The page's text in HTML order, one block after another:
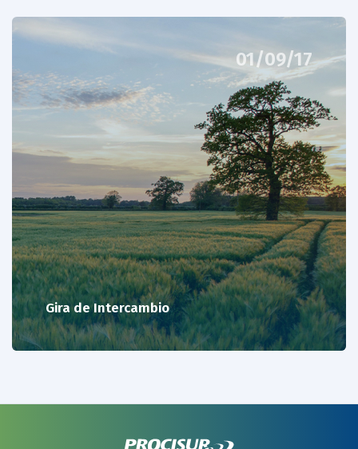
01/09/17
Gira de Intercambio